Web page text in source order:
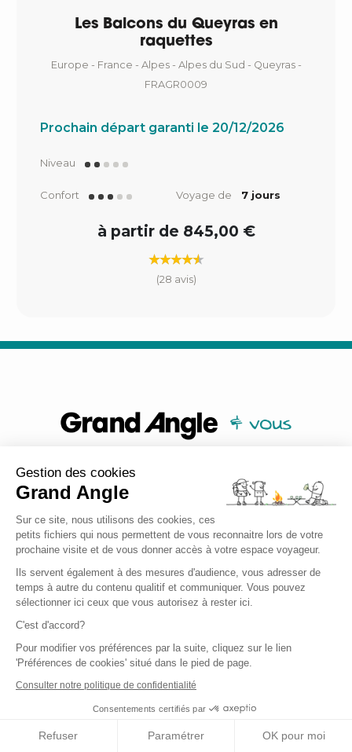
Gestion des cookies
Grand Angle
Sur ce site, nous utilisons des cookies, ces
petits fichiers qui nous permettent de vous reconnaitre lors de votre
prochaine visite et de vous donner accès à votre espace voyageur.
Ils servent également à des mesures d'audience, vous adresser de
temps à autre du contenu qualitif et communiquer. Vous pouvez
sélectionner ici ceux que vous autorisez à rester ici.
C'est d'accord?
Pour modifier vos préférences par la suite, cliquez sur le lien
'Préférences de cookies' situé dans le pied de page.
Consulter notre politique de confidentialité
Consentements certifiés par
Refuser Paramétrer OK pour moi
Les Balcons du Queyras en
raquettes
Europe - France - Alpes - Alpes du Sud - Queyras -
FRAGR0009
Prochain départ garanti le 20/12/2026
Niveau
Confort Voyage de 7 jours
à partir de 845,00 €
(28 avis)
Voyagez avec nous sur les réseaux :
#GrandAngleVoyages
Abonnez-vous à notre newsletter
Découvrez Le Mag Grand Angle
Grand Angle
Qui sommes-nous ?